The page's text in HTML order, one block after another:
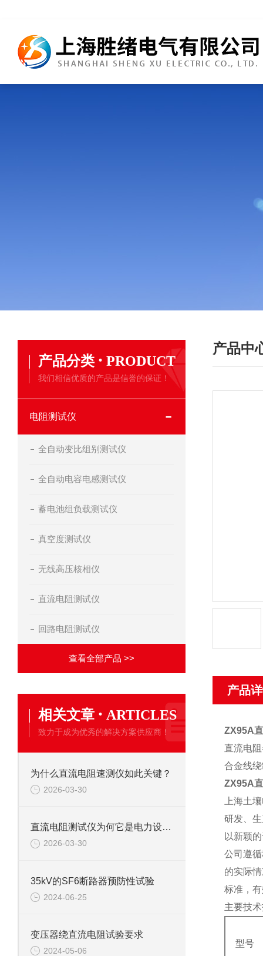
产品分类 · PRODUCT
我们相信优质的产品是信誉的保证！
电阻测试仪
全自动变比组别测试仪
全自动电容电感测试仪
蓄电池组负载测试仪
真空度测试仪
无线高压核相仪
直流电阻测试仪
回路电阻测试仪
查看全部产品 >>
相关文章 · ARTICLES
致力于成为优秀的解决方案供应商！
为什么直流电阻速测仪如此关键？
2026-03-30
直流电阻测试仪为何它是电力设备检测的关键？
2026-03-30
35kV的SF6断路器预防性试验
2024-06-25
变压器绕直流电阻试验要求
2024-05-06
产品中
产品
ZX95A
直流电
合金线
ZX95A
上海土
研发、
以新颖
公司遵
的实际
标准，
主要技
型号